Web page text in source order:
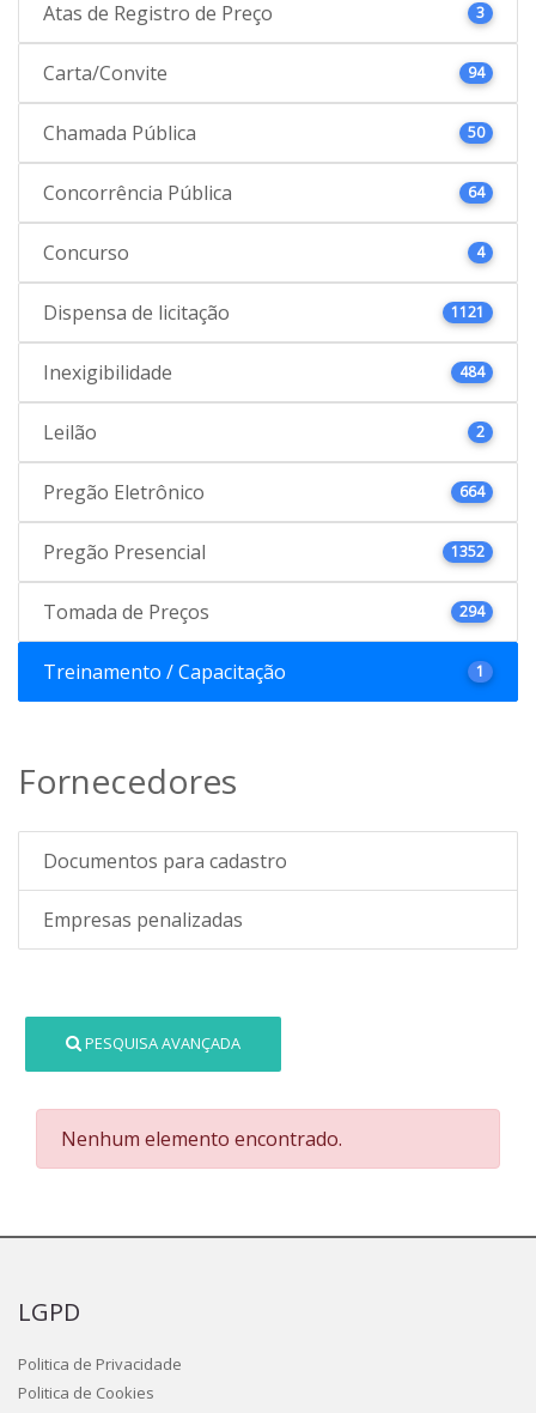
Atas de Registro de Preço 3
Carta/Convite 94
Chamada Pública 50
Concorrência Pública 64
Concurso 4
Dispensa de licitação 1121
Inexigibilidade 484
Leilão 2
Pregão Eletrônico 664
Pregão Presencial 1352
Tomada de Preços 294
Treinamento / Capacitação 1
Fornecedores
Documentos para cadastro
Empresas penalizadas
PESQUISA AVANÇADA
Nenhum elemento encontrado.
LGPD
Politica de Privacidade
Politica de Cookies